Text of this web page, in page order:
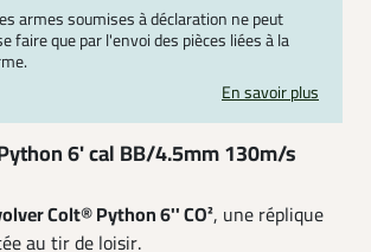
armes soumises à déclaration ne peut
faire que par l'envoi des pièces liées à la
En savoir plus
6' cal BB/4.5mm 130m/s
Colt® Python 6'' CO², une réplique
au tir de loisir.